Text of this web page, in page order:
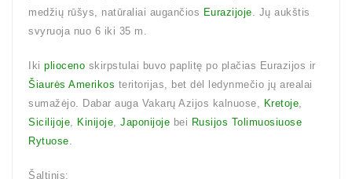
medžių rūšys, natūraliai augančios Eurazijoje. Jų aukštis
svyruoja nuo 6 iki 35 m.
Iki plioceno skirpstulai buvo paplitę po plačias Eurazijos ir
Šiaurės Amerikos teritorijas, bet dėl ledynmečio jų arealai
sumažėjo. Dabar auga Vakarų Azijos kalnuose, Kretoje,
Sicilijoje, Kinijoje, Japonijoje bei Rusijos Tolimuosiuose
Rytuose.
Šaltinis: